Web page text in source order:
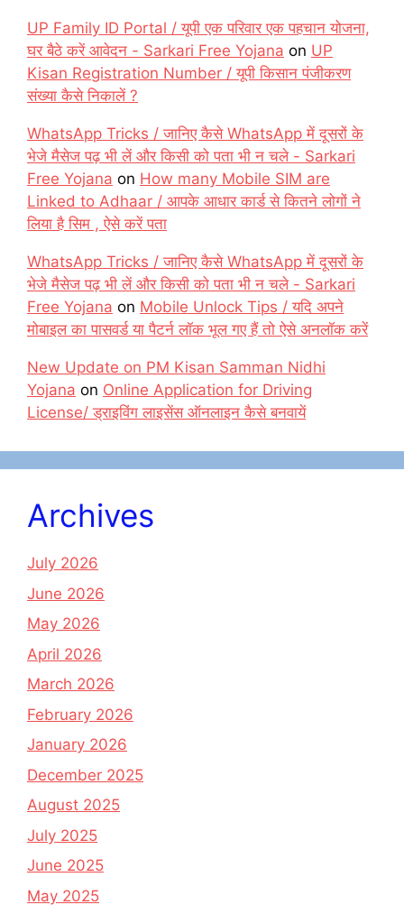
UP Family ID Portal / यूपी एक परिवार एक पहचान योजना,
घर बैठे करें आवेदन - Sarkari Free Yojana on UP
Kisan Registration Number / यूपी किसान पंजीकरण
संख्या कैसे निकालें ?
WhatsApp Tricks / जानिए कैसे WhatsApp में दूसरों के
भेजे मैसेज पढ़ भी लें और किसी को पता भी न चले - Sarkari
Free Yojana on How many Mobile SIM are
Linked to Adhaar / आपके आधार कार्ड से कितने लोगों ने
लिया है सिम , ऐसे करें पता
WhatsApp Tricks / जानिए कैसे WhatsApp में दूसरों के
भेजे मैसेज पढ़ भी लें और किसी को पता भी न चले - Sarkari
Free Yojana on Mobile Unlock Tips / यदि अपने
मोबाइल का पासवर्ड या पैटर्न लॉक भूल गए हैं तो ऐसे अनलॉक करें
New Update on PM Kisan Samman Nidhi
Yojana on Online Application for Driving
License/ ड्राइविंग लाइसेंस ऑनलाइन कैसे बनवायें
Archives
July 2026
June 2026
May 2026
April 2026
March 2026
February 2026
January 2026
December 2025
August 2025
July 2025
June 2025
May 2025